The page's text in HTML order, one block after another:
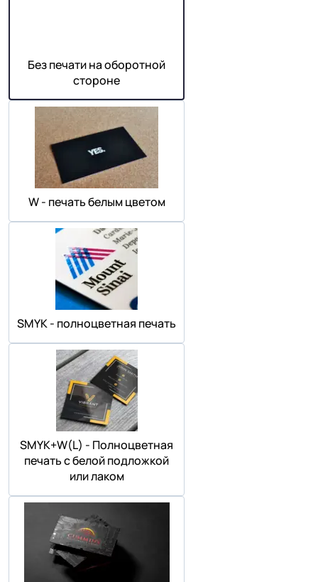
Без печати на оборотной
стороне
W - печать белым цветом
SMYK - полноцветная печать
SMYK+W(L) - Полноцветная
печать с белой подложкой
или лаком